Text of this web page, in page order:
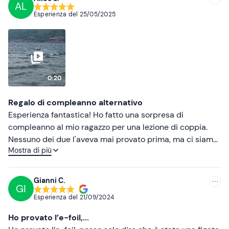
Non dimenticare di portare
Telo mare
Crema solare
Costume da bagno
Occhiali da sole
AL
Esperienza del 25/05/2025
0:20
Regalo di compleanno alternativo
Esperienza fantastica! Ho fatto una sorpresa di
compleanno al mio ragazzo per una lezione di coppia.
Nessuno dei due l'aveva mai provato prima, ma ci siamo
entrambi divertiti molto. Consigliato, soprattutto per gli
Mostra di più
GI
Gianni C.
Esperienza del 21/09/2024
Ho provato l’e-foil,...